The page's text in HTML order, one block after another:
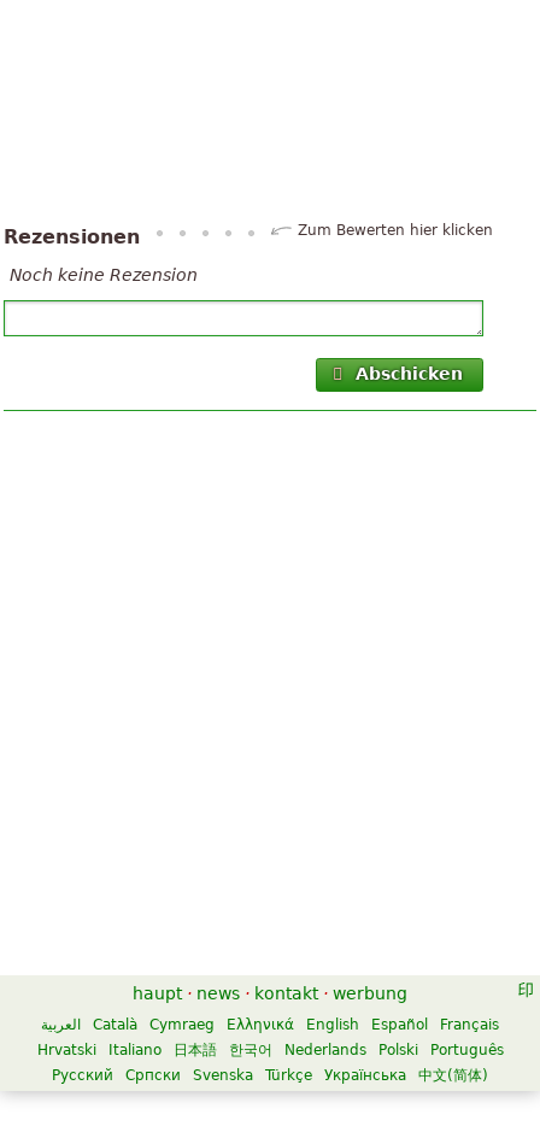
Rezensionen Zum Bewerten hier klicken
Noch keine Rezension
Abschicken
haupt · news · kontakt · werbung
العربية Català Cymraeg Ελληνικά English Español
Français
Hrvatski
Italiano 日本語 한국어 Nederlands Polski
Português
Русский
Српски Svenska Türkçe Українська 中文(简体)